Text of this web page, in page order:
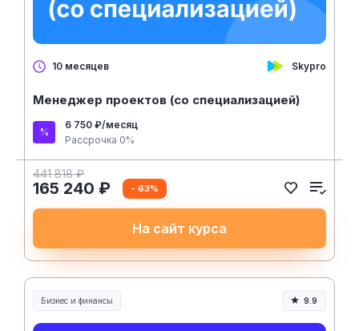
10 месяцев Skypro
Менеджер проектов (со специализацией)
6 750 ₽/месяц
Рассрочка 0%
441 818 ₽
165 240 ₽ - 63%
На сайт курса
Бизнес и финансы 9.9